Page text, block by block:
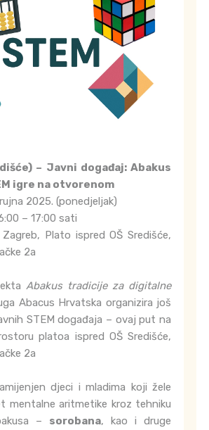
– Javni događaj: Abakus
igre na otvorenom
2025. (ponedjeljak)
– 17:00 sati
Zagreb, Plato ispred OŠ Središće,
2a
Abakus tradicije za digitalne
Abacus Hrvatska organizira još
STEM događaja – ovaj put na
platoa ispred OŠ Središće,
2a
djeci i mladima koji žele
mentalne aritmetike kroz tehniku
– sorobana, kao i druge